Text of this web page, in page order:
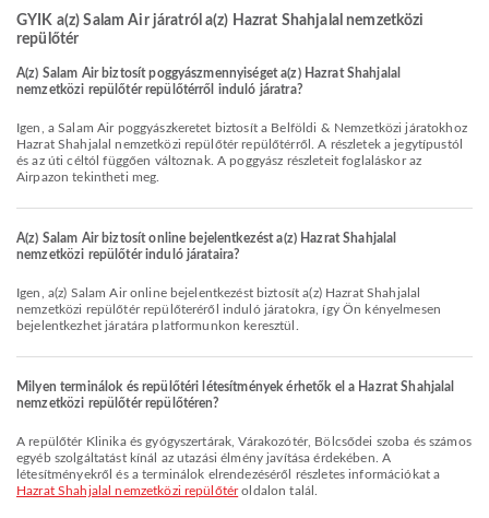
GYIK a(z) Salam Air járatról a(z) Hazrat Shahjalal nemzetközi
repülőtér
A(z) Salam Air biztosít poggyászmennyiséget a(z) Hazrat Shahjalal
nemzetközi repülőtér repülőtérről induló járatra?
Igen, a Salam Air poggyászkeretet biztosít a Belföldi & Nemzetközi járatokhoz
Hazrat Shahjalal nemzetközi repülőtér repülőtérről. A részletek a jegytípustól
és az úti céltól függően változnak. A poggyász részleteit foglaláskor az
Airpazon tekintheti meg.
A(z) Salam Air biztosít online bejelentkezést a(z) Hazrat Shahjalal
nemzetközi repülőtér induló járataira?
Igen, a(z) Salam Air online bejelentkezést biztosít a(z) Hazrat Shahjalal
nemzetközi repülőtér repülőteréről induló járatokra, így Ön kényelmesen
bejelentkezhet járatára platformunkon keresztül.
Milyen terminálok és repülőtéri létesítmények érhetők el a Hazrat Shahjalal
nemzetközi repülőtér repülőtéren?
A repülőtér Klinika és gyógyszertárak, Várakozótér, Bölcsődei szoba és számos
egyéb szolgáltatást kínál az utazási élmény javítása érdekében. A
létesítményekről és a terminálok elrendezéséről részletes információkat a
Hazrat Shahjalal nemzetközi repülőtéroldalon talál.